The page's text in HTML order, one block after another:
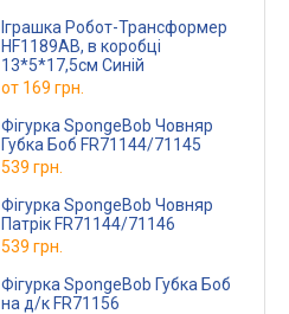
Іграшка Робот-Трансформер
HF1189AB, в коробці
13*5*17,5см Синій
от 169 грн.
Фігурка SpongeBob Човняр
Губка Боб FR71144/71145
539 грн.
Фігурка SpongeBob Човняр
Патрік FR71144/71146
539 грн.
Фігурка SpongeBob Губка Боб
на д/к FR71156